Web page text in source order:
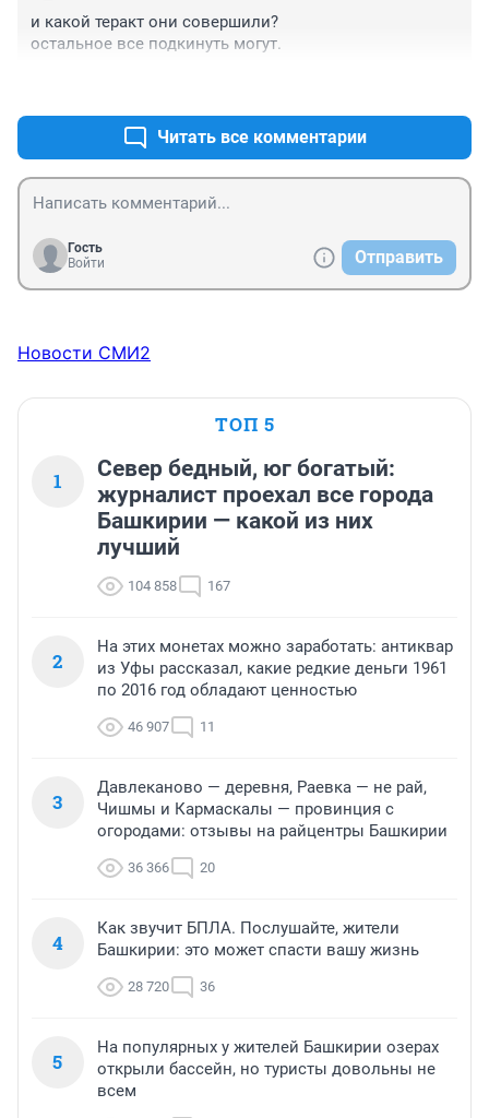
и какой теракт они совершили?
остальное все подкинуть могут.
Читать все комментарии
Гость
Войти
Отправить
Новости СМИ2
ТОП 5
1
Север бедный, юг богатый:
журналист проехал все города
Башкирии — какой из них
лучший
104 858 167
2
На этих монетах можно заработать: антиквар
из Уфы рассказал, какие редкие деньги 1961
по 2016 год обладают ценностью
46 907 11
3
Давлеканово — деревня, Раевка — не рай,
Чишмы и Кармаскалы — провинция с
огородами: отзывы на райцентры Башкирии
36 366 20
4
Как звучит БПЛА. Послушайте, жители
Башкирии: это может спасти вашу жизнь
28 720 36
5
На популярных у жителей Башкирии озерах
открыли бассейн, но туристы довольны не
всем